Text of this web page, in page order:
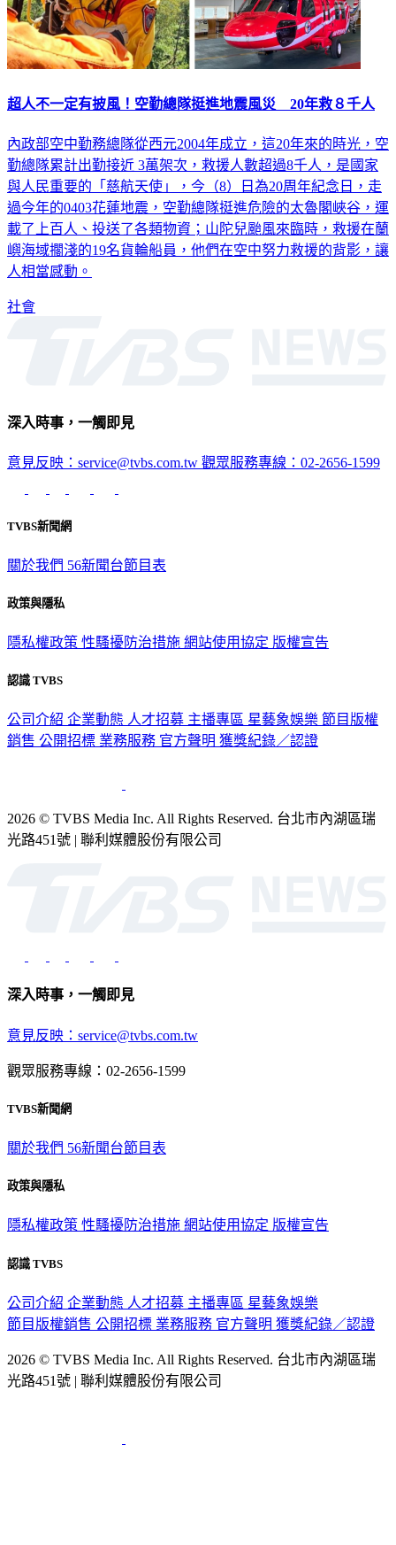
超人不一定有披風！空勤總隊挺進地震風災 20年救８千人
內政部空中勤務總隊從西元2004年成立，這20年來的時光，空
勤總隊累計出勤接近 3萬架次，救援人數超過8千人，是國家
與人民重要的「慈航天使」，今（8）日為20周年紀念日，走
過今年的0403花蓮地震，空勤總隊挺進危險的太魯閣峽谷，運
載了上百人、投送了各類物資；山陀兒颱風來臨時，救援在蘭
嶼海域擱淺的19名貨輪船員，他們在空中努力救援的背影，讓
人相當感動。
社會
深入時事，一觸即見
意見反映：service@tvbs.com.tw 觀眾服務專線：02-2656-1599
TVBS新聞網
關於我們 56新聞台節目表
政策與隱私
隱私權政策 性騷擾防治措施 網站使用協定 版權宣告
認識 TVBS
公司介紹 企業動態 人才招募 主播專區 星藝象娛樂 節目版權
銷售 公開招標 業務服務 官方聲明 獲獎紀錄／認證
2026 © TVBS Media Inc. All Rights Reserved. 台北市內湖區瑞
光路451號 | 聯利媒體股份有限公司
深入時事，一觸即見
意見反映：service@tvbs.com.tw
觀眾服務專線：02-2656-1599
TVBS新聞網
關於我們 56新聞台節目表
政策與隱私
隱私權政策 性騷擾防治措施 網站使用協定 版權宣告
認識 TVBS
公司介紹 企業動態 人才招募 主播專區 星藝象娛樂
節目版權銷售 公開招標 業務服務 官方聲明 獲獎紀錄／認證
2026 © TVBS Media Inc. All Rights Reserved. 台北市內湖區瑞
光路451號 | 聯利媒體股份有限公司